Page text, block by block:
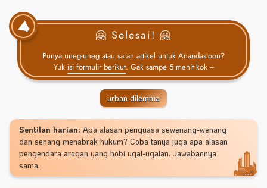
🤗 Selesai! 🤗
Punya uneg-uneg atau saran artikel untuk Anandastoon?
Yuk isi formulir berikut. Gak sampe 5 menit kok ~
urban dilemma
Sentilan harian: Apa alasan penguasa sewenang-wenang
dan senang menabrak hukum? Coba tanya juga apa alasan
pengendara arogan yang hobi ugal-ugalan. Jawabannya
sama.